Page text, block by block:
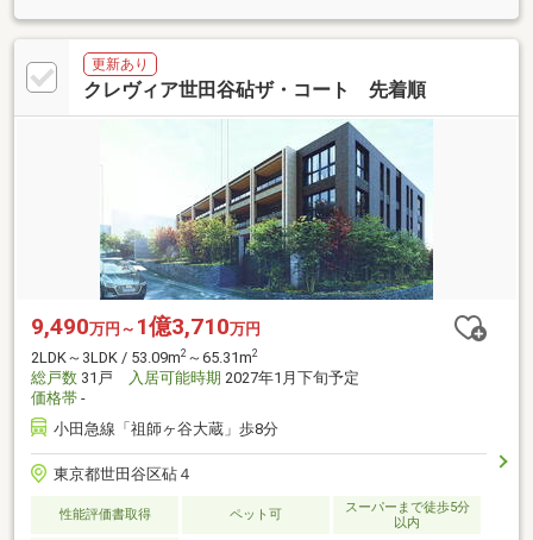
更新あり
クレヴィア世田谷砧ザ・コート 先着順
9,490万円～ 1億3,710万円
2LDK～3LDK / 53.09m2 ～65.31m2
総戸数 31戸 入居可能時期 2027年1月下旬予定
価格帯 -
小田急線「祖師ヶ谷大蔵」歩8分
東京都世田谷区砧４
性能評価書取得 ペット可
スーパーまで徒歩5分
以内